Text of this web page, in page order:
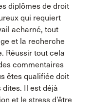
diplômes de droit
qui requiert
acharné, tout
et la recherche
Réussir tout cela
commentaires
êtes qualifiée doit
Il est déjà
et le stress d’être